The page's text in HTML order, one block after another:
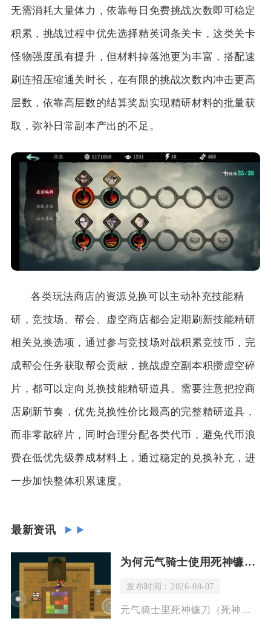
无需消耗大量体力，依靠每日免费挑战次数即可稳定
积累，挑战过程中优先选择精英词条关卡，这类关卡
怪物强度虽有提升，但材料掉落池更为丰富，搭配速
刷连招压缩通关时长，在有限的挑战次数内冲击更高
层数，依靠高层数的结算奖励实现精研材料的批量获
取，弥补日常副本产出的不足。
各类玩法商店的资源兑换可以主动补充技能精
研，竞技场、帮会、虚空商店都会定期刷新技能精研
相关兑换选项，通过参与竞技场对战积累竞技币，完
成帮会任务获取帮会贡献，挑战虚空副本积攒虚空碎
片，都可以定向兑换技能精研道具。需要注意把控商
店刷新节奏，优先兑换性价比最高的完整精研道具，
而非零散碎片，同时合理分配各类代币，避免代币浪
费在低优先级养成材料上，通过稳定的兑换补充，进
一步加快整体积累速度。
最新资讯
为何元气骑士使用死神镰刀会有血流
发布时间：2026-08-07
元气骑士里死神镰刀（死神之息）释放技能时出现流血特效，是武器固有机制导致，并非敌